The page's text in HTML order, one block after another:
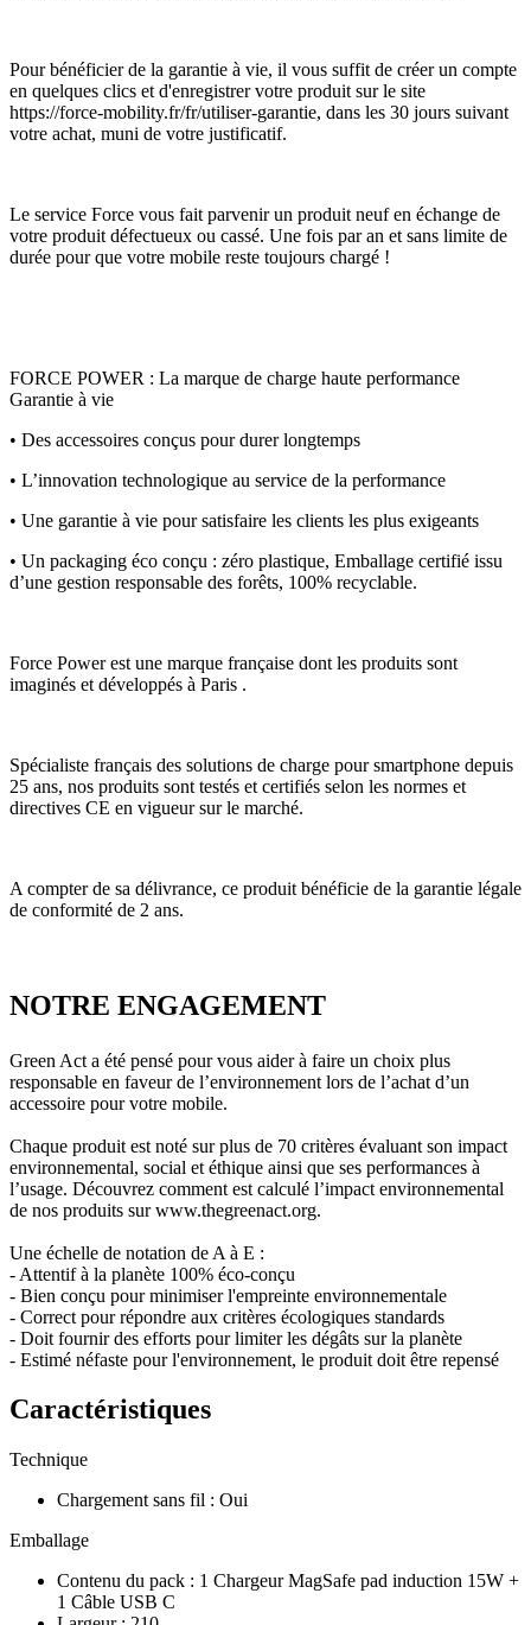
Pour bénéficier de la garantie à vie, il vous suffit de créer un compte
en quelques clics et d'enregistrer votre produit sur le site
https://force-mobility.fr/fr/utiliser-garantie, dans les 30 jours suivant
votre achat, muni de votre justificatif.
Le service Force vous fait parvenir un produit neuf en échange de
votre produit défectueux ou cassé. Une fois par an et sans limite de
durée pour que votre mobile reste toujours chargé !
FORCE POWER : La marque de charge haute performance
Garantie à vie
• Des accessoires conçus pour durer longtemps
• L’innovation technologique au service de la performance
• Une garantie à vie pour satisfaire les clients les plus exigeants
• Un packaging éco conçu : zéro plastique, Emballage certifié issu
d’une gestion responsable des forêts, 100% recyclable.
Force Power est une marque française dont les produits sont
imaginés et développés à Paris .
Spécialiste français des solutions de charge pour smartphone depuis
25 ans, nos produits sont testés et certifiés selon les normes et
directives CE en vigueur sur le marché.
A compter de sa délivrance, ce produit bénéficie de la garantie légale
de conformité de 2 ans.
NOTRE ENGAGEMENT
Green Act a été pensé pour vous aider à faire un choix plus
responsable en faveur de l’environnement lors de l’achat d’un
accessoire pour votre mobile.
Chaque produit est noté sur plus de 70 critères évaluant son impact
environnemental, social et éthique ainsi que ses performances à
l’usage. Découvrez comment est calculé l’impact environnemental
de nos produits sur www.thegreenact.org.
Une échelle de notation de A à E :
- Attentif à la planète 100% éco-conçu
- Bien conçu pour minimiser l'empreinte environnementale
- Correct pour répondre aux critères écologiques standards
- Doit fournir des efforts pour limiter les dégâts sur la planète
- Estimé néfaste pour l'environnement, le produit doit être repensé
Caractéristiques
Technique
Chargement sans fil : Oui
Emballage
Contenu du pack : 1 Chargeur MagSafe pad induction 15W +
1 Câble USB C